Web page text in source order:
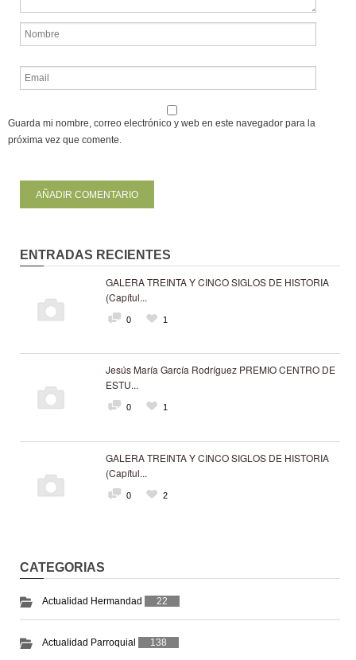
Guarda mi nombre, correo electrónico y web en este navegador para la
próxima vez que comente.
ENTRADAS RECIENTES
GALERA TREINTA Y CINCO SIGLOS DE HISTORIA
(Capítul...
0 1
Jesús María García Rodríguez PREMIO CENTRO DE
ESTU...
0 1
GALERA TREINTA Y CINCO SIGLOS DE HISTORIA
(Capítul...
0 2
CATEGORIAS
Actualidad Hermandad 22
Actualidad Parroquial 138